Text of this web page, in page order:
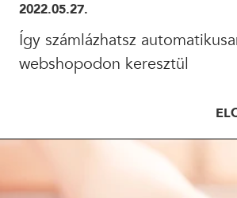
2022.05.27.
Így számlázhatsz
webshopodon keresztül